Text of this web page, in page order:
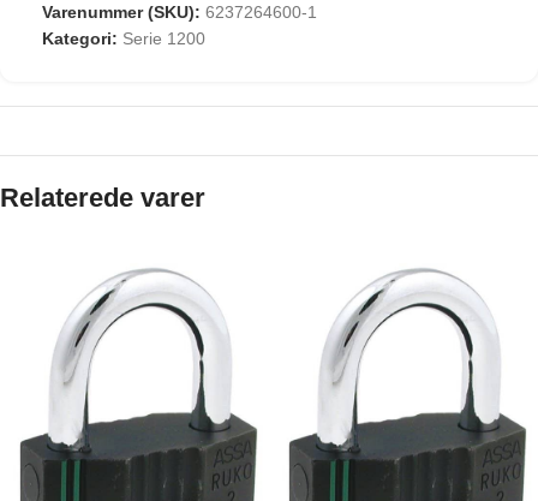
Varenummer (SKU): 6237264600-1
Kategori: Serie 1200
Relaterede varer